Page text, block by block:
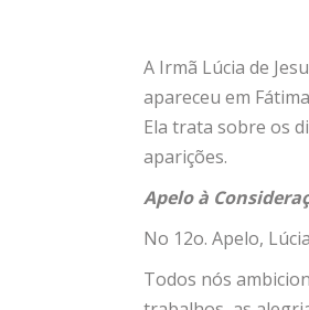
A Irmã Lúcia de
apareceu em
Ela trata sobre os
aparições.
Apelo à
No 12o. Apelo,
Todos nós